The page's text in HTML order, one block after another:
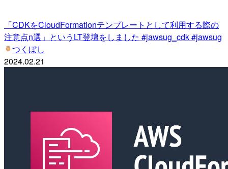
「CDKをCloudFormationテンプレートとして利用する際の
注意点n選」というLT登壇をしました #jawsug_cdk #jawsug
つくぼし
2024.02.21